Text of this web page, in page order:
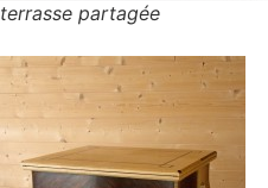
terrasse partagée